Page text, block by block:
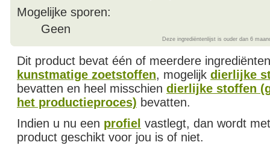
Mogelijke sporen:
Geen
Deze ingrediëntenlijst is ouder dan 6
Dit product bevat één of meerdere
kunstmatige zoetstoffen, mogelijk dierlijke
bevatten en heel misschien dierlijke stoffen
het productieproces) bevatten.
Indien u nu een profiel vastlegt, dan wordt
product geschikt voor jou is of niet.